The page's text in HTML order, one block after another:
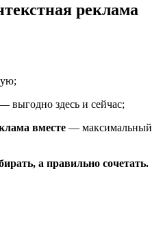
реклама
выгодно здесь и сейчас;
вместе — максимальный
а правильно сочетать.